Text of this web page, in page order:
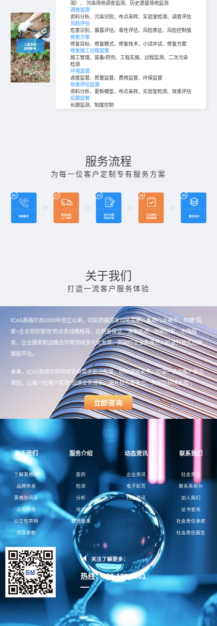
测）、 污染场地调查监测、历史遗留场地监测
调查监测
资料分析、污染识别、布点采样、实验室检测、调查评估
风险评估
危害识别、暴露评估、毒性评估、风险表征、风险控制值
修复方案
修复目标、修复模式、修复技术、小试中试、修复方案
修复施工过程监督
施工管理、装备/药剂、工程实施、过程监测、二次污染
检测
环境监理
进度监督、质量监督、费用监督、环保监督
效果评估监测
资料分析、更新模型、布点采样、实验室检测、效果评估
后期监管
长期监测、制度控制
服务流程
为每一位客户定制专有服务方案
关于我们
打造一流客户服务体验
ICAS英格尔自2000年创立以来，切实把握国家战略需要、着眼行业痛点，构建“国
家+企业双轮驱动”的业务战略格局，在质量保证、清洁能源、创新研发、市场服
务、企业服务和战略合作等领域多元化发展，突破行业业务模式，打造开放式创新
赋能平台。
未来，ICAS英格尔将继续坚持需求驱动发展，创新铸就未来，打造一流的客户服务
体验，让每一位客户实现“加速业务成长，提升核心竞争力，共创可持续发展”。
关于我们
了解英格尔
品牌传承
英格尔风采
公司资质
公正性声明
项目参数
服务介绍
医药
检测
分析
培训
智慧能源
动态资讯
企业资讯
电子彩页
行业资讯
联系我们
社会责任
联系英格尔
加入我们
证书查询
社会责任承诺
社会责任报告
关注了解更多：
热线：400-182-9001